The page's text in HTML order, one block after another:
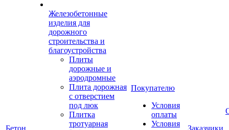
Бетон
Железобетонные
изделия для
дорожного
строительства и
благоустройства
Плиты
дорожные и
аэродромные
Плита дорожная
с отверстием
под люк
Плитка
тротуарная
Покупателю
Условия
оплаты
Условия
Заказчики